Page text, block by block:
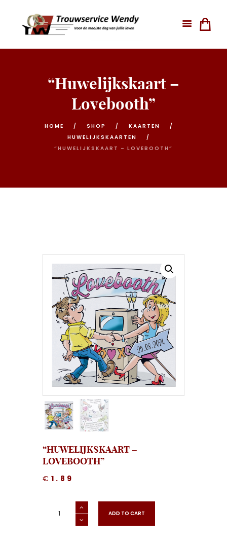
“Huwelijkskaart –
Lovebooth”
HOME SHOP
KAARTEN
HUWELIJKSKAARTEN
“HUWELIJKSKAART – LOVEBOOTH”
“HUWELIJKSKAART –
LOVEBOOTH”
€ 1.89
"Huwelijkskaart
Lovebooth" ADD TO CART